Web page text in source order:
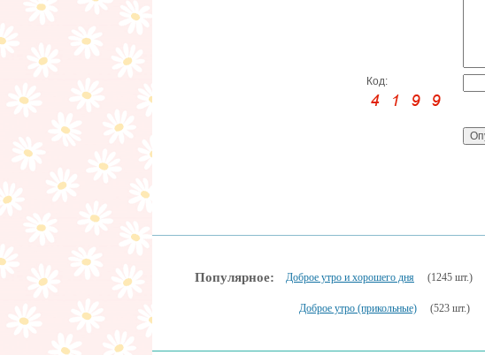
Код:
Популярное: Доброе утро и хорошего дня (1245 шт.)
Доброе утро (прикольные) (523 шт.)